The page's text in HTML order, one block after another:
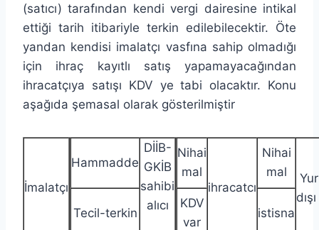
(satıcı) tarafından kendi vergi dairesine intikal
ettiği tarih itibariyle terkin edilebilecektir. Öte
yandan kendisi imalatçı vasfına sahip olmadığı
için ihraç kayıtlı satış yapamayacağından
ihracatçıya satışı KDV ye tabi olacaktır. Konu
aşağıda şemasal olarak gösterilmiştir
İmalatçı
Hammadde
DİİB-
GKİB
sahibi
alıcı
Nihai
mal
ihracatcı
Nihai
mal
dışı
Tecil-terkin
KDV
var
istisna